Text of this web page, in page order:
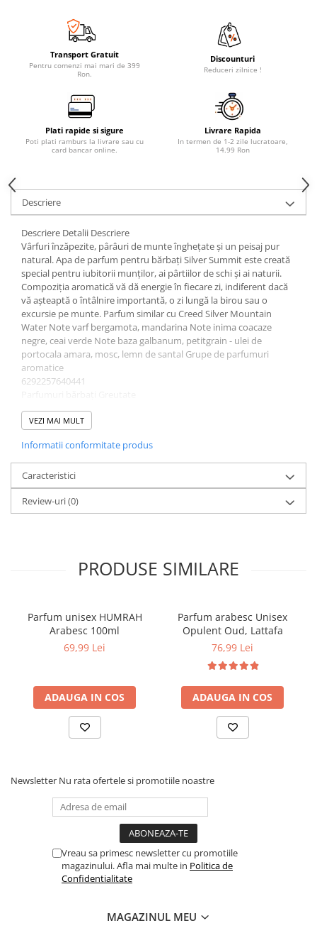
Transport Gratuit
Pentru comenzi mai mari de 399
Ron.
Discounturi
Reduceri zilnice !
Plati rapide si sigure
Poti plati ramburs la livrare sau cu
card bancar online.
Livrare Rapida
In termen de 1-2 zile lucratoare,
14.99 Ron
Descriere
Descriere Detalii Descriere
Vârfuri înzăpezite, pârâuri de munte înghețate și un peisaj pur
natural. Apa de parfum pentru bărbați Silver Summit este creată
special pentru iubitorii munților, ai pârtiilor de schi și ai naturii.
Compoziția aromatică vă dă energie în fiecare zi, indiferent dacă
vă așteaptă o întâlnire importantă, o zi lungă la birou sau o
excursie pe munte. Parfum similar cu Creed Silver Mountain
Water Note varf bergamota, mandarina Note inima coacaze
negre, ceai verde Note baza galbanum, petitgrain - ulei de
portocala amara, mosc, lemn de santal Grupe de parfumuri
aromatice
6292257640441
0.6 kg
Asten
VEZI MAI MULT
Informatii conformitate produs
Caracteristici
Review-uri(0)
PRODUSE SIMILARE
Parfum unisex HUMRAH
Arabesc 100ml
69,99 Lei
ADAUGA IN COS
Parfum arabesc Unisex
Opulent Oud, Lattafa
76,99 Lei
ADAUGA IN COS
Newsletter Nu rata ofertele si promotiile noastre
Vreau sa primesc newsletter cu promotiile
magazinului. Afla mai multe in Politica de
Confidentialitate
MAGAZINUL MEU